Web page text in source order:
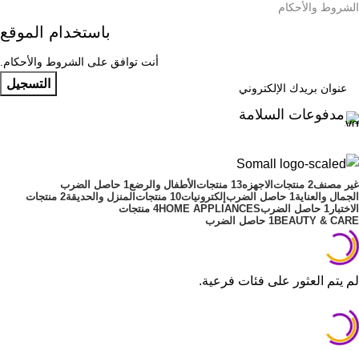
الشروط والأحكام
باستخدام الموقع
أنت توافق على الشروط والأحكام.
مدفوعات السلامة
غير مصنف2 منتجات الاجهزه13 منتجات الأطفال والرضع1 حاصل الضرب
الجمال والعناية1 حاصل الضرب إلكترونيات10 منتجات المنزل والحديقة2 منتجات
الاختبار 1 حاصل الضرب HOME APPLIANCES4 منتجات
BEAUTY & CARE1 حاصل الضرب
لم يتم العثور على فئات فرعية.